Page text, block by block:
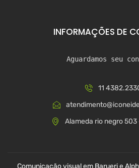
INFORMAÇÕES DE
Aguardamos seu
11
Alameda rio negro
Comunicação visual em Barueri e